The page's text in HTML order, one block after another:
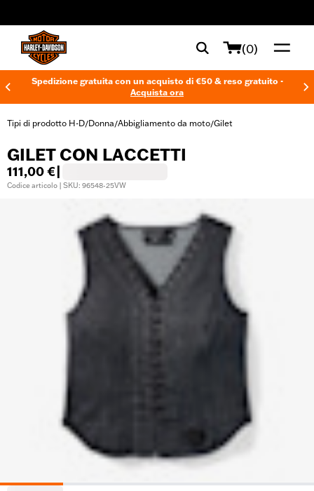
(0)
Spedizione gratuita con un acquisto di €50 & reso gratuito -
Acquista ora
Tipi di prodotto H-D/Donna/Abbigliamento da moto/Gilet
GILET CON LACCETTI
111,00 €
Codice articolo | SKU: 96548-25VW